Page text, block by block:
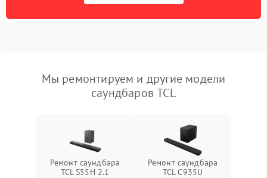
Мы ремонтируем и другие модели
саундбаров TCL
Ремонт саундбара
TCL S55H 2.1
Ремонт саундбара
TCL C935U